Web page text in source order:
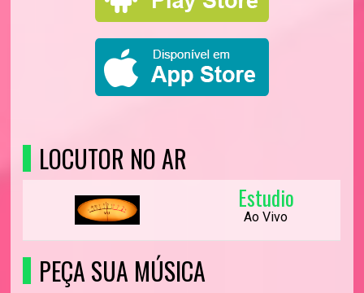
LOCUTOR NO AR
Estudio
Ao Vivo
PEÇA SUA MÚSICA